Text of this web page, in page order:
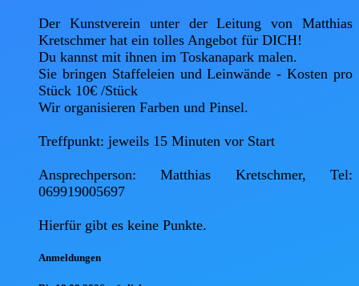
Der Kunstverein unter der Leitung von Matthias
Kretschmer hat ein tolles Angebot für DICH!
Du kannst mit ihnen im Toskanapark malen.
Sie bringen Staffeleien und Leinwände - Kosten pro
Stück 10€ /Stück
Wir organisieren Farben und Pinsel.
Treffpunkt: jeweils 15 Minuten vor Start
Ansprechperson: Matthias Kretschmer, Tel:
069919005697
Hierfür gibt es keine Punkte.
Anmeldungen